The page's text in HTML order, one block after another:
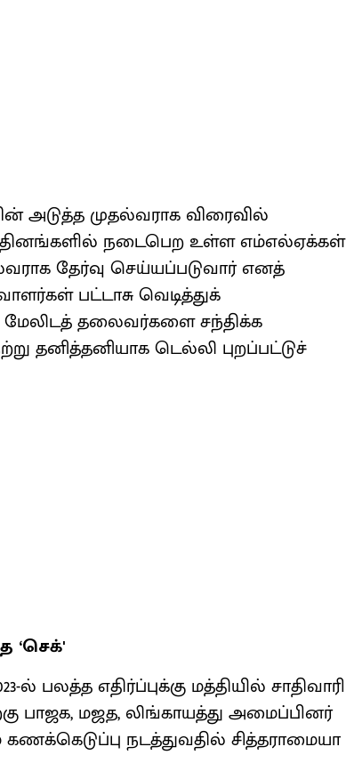
அடுத்த முதல்வராக விரைவில்
தினங்களில் நடைபெற உள்ள எம்எல்ஏக்கள்
தேர்வு செய்யப்படுவார் எனத்
பட்டாசு வெடித்துக்
தலைவர்களை சந்திக்க
தனித்தனியாக டெல்லி புறப்பட்டுச்
‘செக்'
பலத்த எதிர்ப்புக்கு மத்தியில் சாதிவாரி
பாஜக, மஜத, லிங்காயத்து அமைப்பினர்
கணக்கெடுப்பு நடத்துவதில் சித்தராமையா